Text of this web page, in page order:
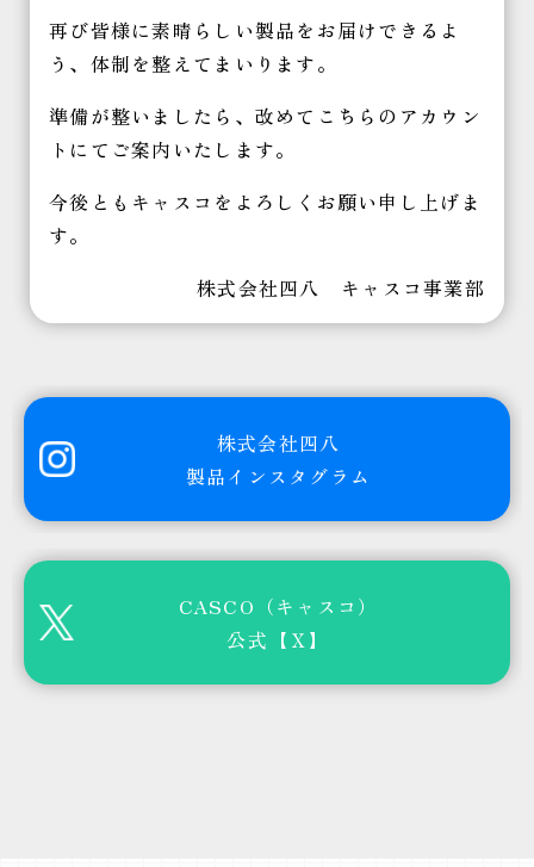
再び皆様に素晴らしい製品をお届けできるよ
う、体制を整えてまいります。
準備が整いましたら、改めてこちらのアカウン
トにてご案内いたします。
今後ともキャスコをよろしくお願い申し上げま
す。
株式会社四八 キャスコ事業部
株式会社四八
製品インスタグラム
CASCO（キャスコ）
公式【Ｘ】